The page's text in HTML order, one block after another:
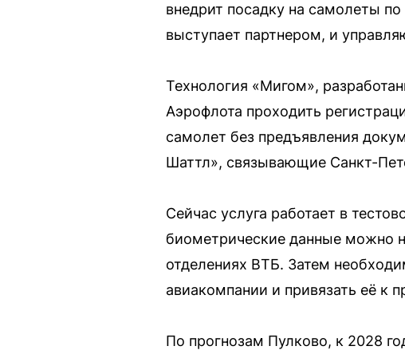
внедрит посадку на самолеты
выступает партнером, и
Технология «Мигом»,
Аэрофлота проходить
самолет без предъявления
Шаттл», связывающие Санкт-
Сейчас услуга работает в
биометрические данные можно
отделениях ВТБ. Затем
авиакомпании и привязать её к
По прогнозам Пулково, к 2028